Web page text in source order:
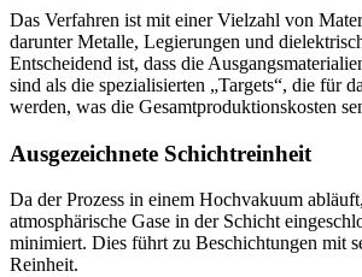
Das Verfahren ist mit einer Vielzahl von
darunter Metalle, Legierungen und
Entscheidend ist, dass die
sind als die spezialisierten „Targets“, die für
werden, was die Gesamtproduktionskosten
Ausgezeichnete Schichtreinheit
Da der Prozess in einem Hochvakuum
atmosphärische Gase in der Schicht
minimiert. Dies führt zu Beschichtungen mit
Reinheit.